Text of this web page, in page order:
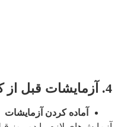
4. آزمایشات قبل از کاشت ابرو
آماده کردن آزمایشات